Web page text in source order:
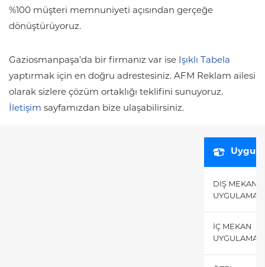
%100 müşteri memnuniyeti açısından gerçeğe
dönüştürüyoruz.
Gaziosmanpaşa’da bir firmanız var ise Işıklı Tabela
yaptırmak için en doğru adrestesiniz. AFM Reklam ailesi
olarak sizlere çözüm ortaklığı teklifini sunuyoruz.
İletişim sayfamızdan bize ulaşabilirsiniz.
DIŞ MEKAN
İÇ MEKAN